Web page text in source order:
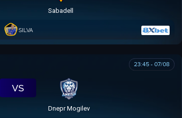
Sabadell
SILVA
23:45 - 07/08
VS
Dnepr Mogilev